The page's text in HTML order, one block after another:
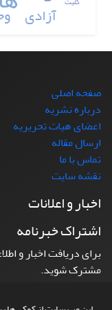
آزادی
صفحه اصلی
درباره نشریه
اعضای هیات تحریریه
ارسال مقاله
تماس با ما
نقشه سایت
اخبار و اعلانات
اشتراک خبرنامه
برای دریافت اخبار و
مشترک شوید.